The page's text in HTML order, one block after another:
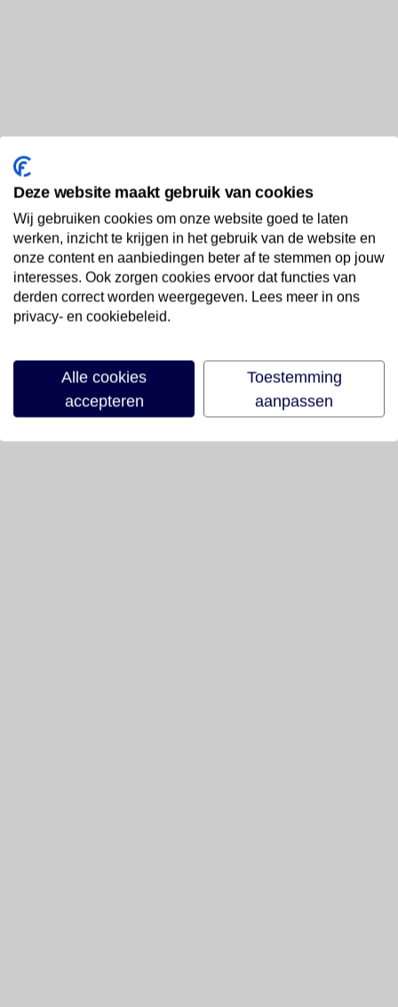
Deze website maakt gebruik van cookies
Wij gebruiken cookies om onze website goed te laten
werken, inzicht te krijgen in het gebruik van de website en
onze content en aanbiedingen beter af te stemmen op jouw
interesses. Ook zorgen cookies ervoor dat functies van
derden correct worden weergegeven. Lees meer in ons
privacy- en cookiebeleid.
Alle cookies
accepteren
Toestemming
aanpassen